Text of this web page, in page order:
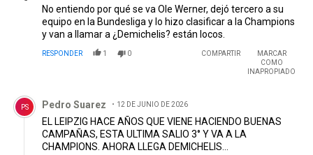
No entiendo por qué se va Ole Werner, dejó tercero a su
equipo en la Bundesliga y lo hizo clasificar a la Champions
y van a llamar a ¿Demichelis? están locos.
RESPONDER 1 0 COMPARTIR
MARCAR
COMO
INAPROPIADO
Comentario de Pedro Suarez.
PS Pedro Suarez 12 DE JUNIO DE 2026
EL LEIPZIG HACE AÑOS QUE VIENE HACIENDO BUENAS
CAMPAÑAS, ESTA ULTIMA SALIO 3° Y VA A LA
CHAMPIONS. AHORA LLEGA DEMICHELIS...